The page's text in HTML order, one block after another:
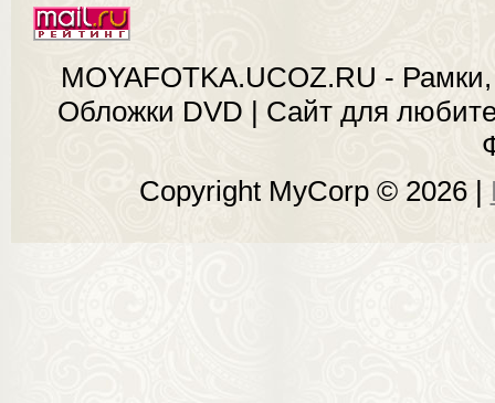
MOYAFOTKA.UCOZ.RU -
Обложки DVD | Сайт для
Copyright MyCorp © 2026 |